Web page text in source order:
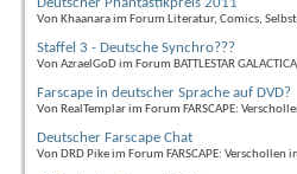
Deutscher Phantastikpreis 2011
Von Khaanara im Forum Literatur, Comics,
Staffel 3 - Deutsche Synchro???
Von AzraelGoD im Forum BATTLESTAR
Farscape in deutscher Sprache auf DVD?
Von RealTemplar im Forum FARSCAPE:
Deutscher Farscape Chat
Von DRD Pike im Forum FARSCAPE: Verschollen